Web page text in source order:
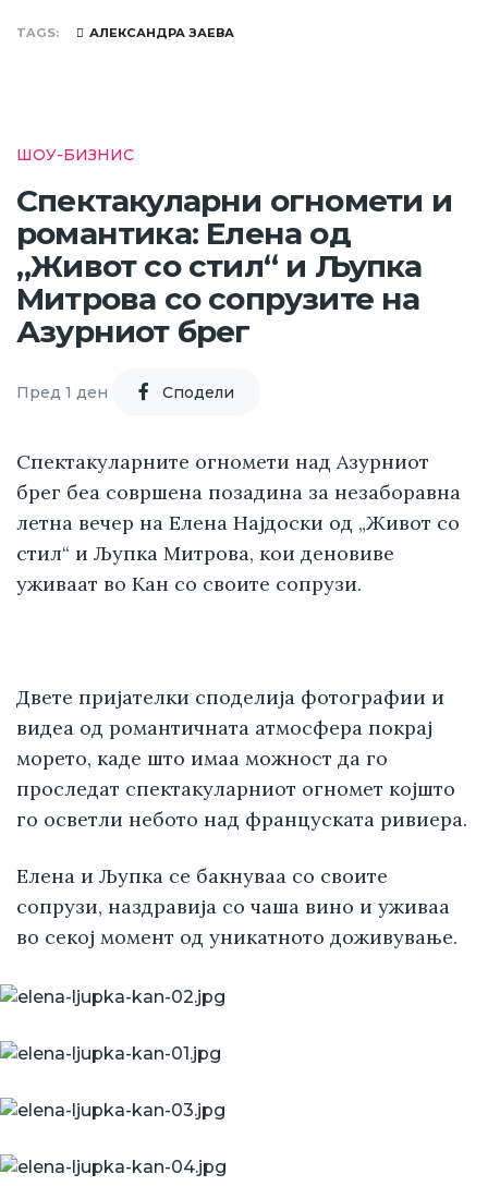
TAGS АЛЕКСАНДРА ЗАЕВА
ШОУ-БИЗНИС
Спектакуларни огномети и
романтика: Елена од
„Живот со стил“ и Љупка
Митрова со сопрузите на
Азурниот брег
Пред 1 ден Cподели
Спектакуларните огномети над Азурниот
брег беа совршена позадина за незаборавна
летна вечер на Елена Најдоски од „Живот со
стил“ и Љупка Митрова, кои деновиве
уживаат во Кан со своите сопрузи.
Двете пријателки споделија фотографии и
видеа од романтичната атмосфера покрај
морето, каде што имаа можност да го
проследат спектакуларниот огномет којшто
го осветли небото над француската ривиера.
Елена и Љупка се бакнуваа со своите
сопрузи, наздравија со чаша вино и уживаа
во секој момент од уникатното доживување.